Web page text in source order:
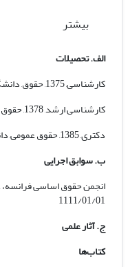
بیشتر
الف. تحصیلات
کارشناسی, 1375, حقوق, دانشگاه شیراز
کارشناسی ارشد, 1378, حقوق عمومی, دانشگاه تهران
دکتری, 1385, حقوق عمومی, دانشگاه نانت
ب. سوابق اجرایی
1111/01/01
ج. آثار علمی
کتاب‌ها